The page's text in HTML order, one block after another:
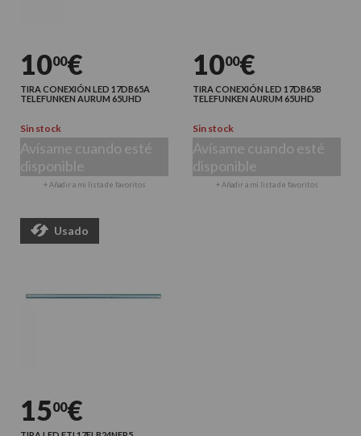
1000€
TIRA CONEXIÓN LED 17DB65A
TELEFUNKEN AURUM 65UHD
Sin stock
Avísame cuando esté
disponible
+ Añadir a mi lista de favoritos
1000€
TIRA CONEXIÓN LED 17DB65B
TELEFUNKEN AURUM 65UHD
Sin stock
Avísame cuando esté
disponible
+ Añadir a mi lista de favoritos
Usado
1500€